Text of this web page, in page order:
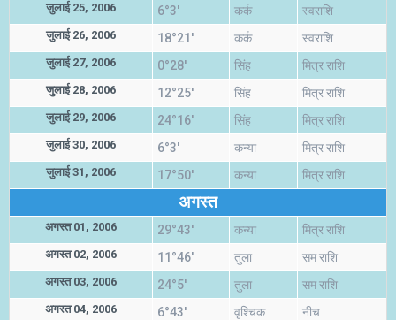
जुलाई 25, 2006 6°3' कर्क स्वराशि
जुलाई 26, 2006 18°21' कर्क स्वराशि
जुलाई 27, 2006 0°28' सिंह मित्र राशि
जुलाई 28, 2006 12°25' सिंह मित्र राशि
जुलाई 29, 2006 24°16' सिंह मित्र राशि
जुलाई 30, 2006 6°3' कन्या मित्र राशि
जुलाई 31, 2006 17°50' कन्या मित्र राशि
अगस्त
अगस्त 01, 2006 29°43' कन्या मित्र राशि
अगस्त 02, 2006 11°46' तुला सम राशि
अगस्त 03, 2006 24°5' तुला सम राशि
अगस्त 04, 2006 6°43' वृश्चिक नीच